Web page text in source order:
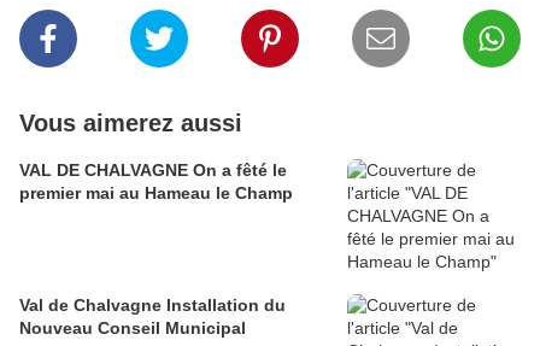
Vous aimerez aussi
VAL DE CHALVAGNE On a fêté le
premier mai au Hameau le Champ
Val de Chalvagne Installation du
Nouveau Conseil Municipal